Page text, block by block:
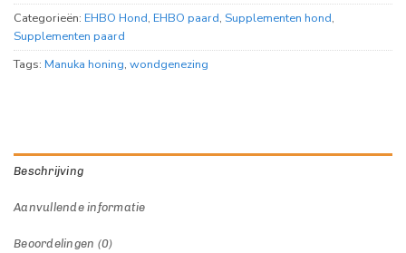
Categorieën: EHBO Hond, EHBO paard, Supplementen hond,
Supplementen paard
Tags: Manuka honing, wondgenezing
Beschrijving
Aanvullende informatie
Beoordelingen (0)